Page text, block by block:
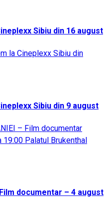
Sibiu din 16 august
Sibiu din 9 august
Film documentar – 4 august